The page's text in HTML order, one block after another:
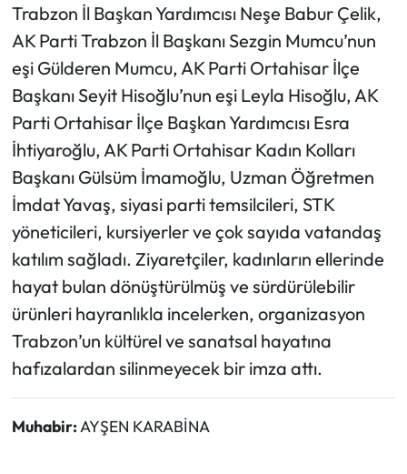
Trabzon İl Başkan Yardımcısı Neşe Babur Çelik,
AK Parti Trabzon İl Başkanı Sezgin Mumcu’nun
eşi Gülderen Mumcu, AK Parti Ortahisar İlçe
Başkanı Seyit Hisoğlu’nun eşi Leyla Hisoğlu, AK
Parti Ortahisar İlçe Başkan Yardımcısı Esra
İhtiyaroğlu, AK Parti Ortahisar Kadın Kolları
Başkanı Gülsüm İmamoğlu, Uzman Öğretmen
İmdat Yavaş, siyasi parti temsilcileri, STK
yöneticileri, kursiyerler ve çok sayıda vatandaş
katılım sağladı. Ziyaretçiler, kadınların ellerinde
hayat bulan dönüştürülmüş ve sürdürülebilir
ürünleri hayranlıkla incelerken, organizasyon
Trabzon’un kültürel ve sanatsal hayatına
hafızalardan silinmeyecek bir imza attı.
Muhabir:AYŞEN KARABİNA